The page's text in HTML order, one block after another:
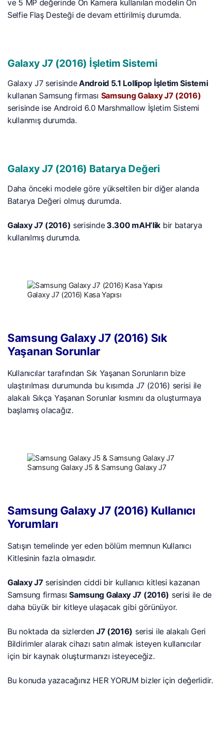
ve 5 MP değerinde Ön Kamera kullanılan modelin Ön
Selfie Flaş Desteği de devam ettirilmiş durumda.
Galaxy J7 (2016) İşletim Sistemi
Galaxy J7 serisindeAndroid 5.1 Lollipop İşletim Sistemi
kullanan Samsung firması Samsung Galaxy J7 (2016)
serisinde ise Android 6.0 Marshmallow İşletim Sistemi
kullanmış durumda.
Galaxy J7 (2016) Batarya Değeri
Daha önceki modele göre yükseltilen bir diğer alanda
Batarya Değeri olmuş durumda.
Galaxy J7 (2016) serisinde3.300 mAH’lik bir batarya
kullanılmış durumda.
Galaxy J7 (2016) Kasa Yapısı
Samsung Galaxy J7 (2016) Sık
Yaşanan Sorunlar
Kullanıcılar tarafından Sık Yaşanan Sorunların bize
ulaştırılması durumunda bu kısımda J7 (2016) serisi ile
alakalı Sıkça Yaşanan Sorunlar kısmını da oluşturmaya
başlamış olacağız.
Samsung Galaxy J5 & Samsung Galaxy J7
Samsung Galaxy J7 (2016) Kullanıcı
Yorumları
Satışın temelinde yer eden bölüm memnun Kullanıcı
Kitlesinin fazla olmasıdır.
Galaxy J7 serisinden ciddi bir kullanıcı kitlesi kazanan
Samsung firmasıSamsung Galaxy J7 (2016) serisi ile de
daha büyük bir kitleye ulaşacak gibi görünüyor.
Bu noktada da sizlerden J7 (2016) serisi ile alakalı Geri
Bildirimler alarak cihazı satın almak isteyen kullanıcılar
için bir kaynak oluşturmanızı isteyeceğiz.
Bu konuda yazacağınız HER YORUM bizler için değerlidir.